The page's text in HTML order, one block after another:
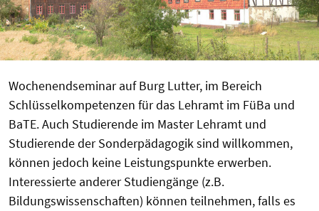
Wochenendseminar auf Burg Lutter, im Bereich
Schlüsselkompetenzen für das Lehramt im FüBa und
BaTE. Auch Studierende im Master Lehramt und
Studierende der Sonderpädagogik sind willkommen,
können jedoch keine Leistungspunkte erwerben.
Interessierte anderer Studiengänge (z.B.
Bildungswissenschaften) können teilnehmen, falls es